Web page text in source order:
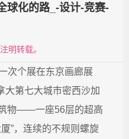
球化的路_-设计-竞赛-
明转载。
个展在东京画廊展
大第七大城市密西沙加
物——一座56层的超高
”，连续的不规则螺旋